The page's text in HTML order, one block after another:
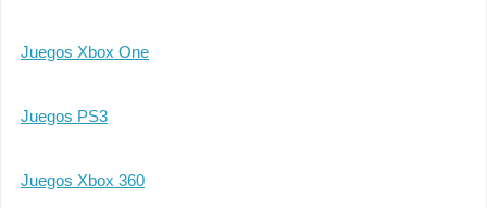
Juegos Xbox One
Juegos PS3
Juegos Xbox 360